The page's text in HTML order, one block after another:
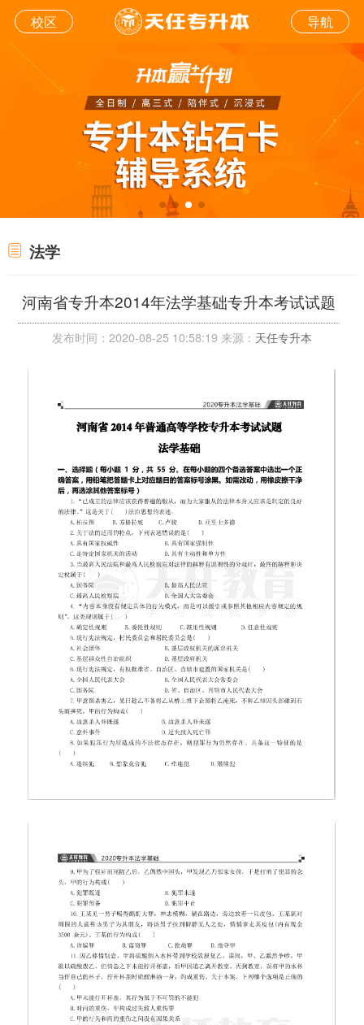
校区 导航
法学
河南省专升本2014年法学基础专升本考试试题
发布时间：2020-08-25 10:58:19 来源： 天任专升本